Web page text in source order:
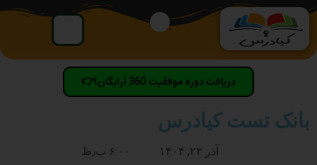
دریافت دوره موفقیت 360 (رایگان)👉
بانک تست کیادرس
آذر ۲۳, ۱۴۰۴ ۶:۰۰ ب٫ظ